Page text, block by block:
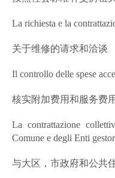
La richiesta e la
关于维修的请求和洽谈
Il controllo delle spese
核实附加费用和服务费用
La contrattazione
Comune e degli Enti
与大区，市政府和公共